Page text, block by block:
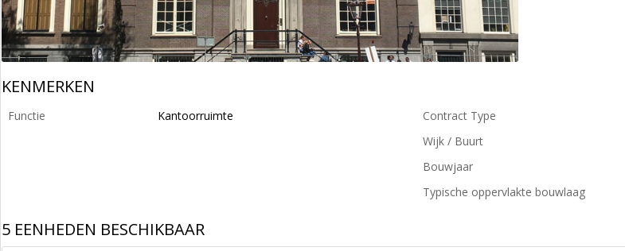
KENMERKEN
Functie Kantoorruimte Contract Type
Wijk / Buurt
Bouwjaar
Typische oppervlakte bouwlaag
5 EENHEDEN BESCHIKBAAR